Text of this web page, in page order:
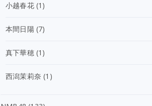
小越春花(1)
本間日陽(7)
真下華穂(1)
西潟茉莉奈 (1)